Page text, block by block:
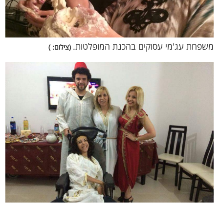
משפחת עג'מי עסוקים בהכנת המופלטות. (צילום: )